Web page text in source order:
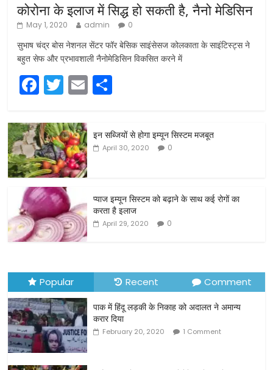
कोरोना के इलाज में सिद्ध हो सकती है, नैनो मेडिसिन
May 1, 2020 admin 0
सुभाष चंद्र बोस नेशनल सेंटर फॉर बेसिक साइंसेसज कोलकाता के साइंटिस्ट्स ने
बहुत सेफ और प्रभावशाली नैनोमेडिसिन विकसित करने में
F
c
e
b
o
o
k
T
itt
er
E
ar
e
इन सब्जियों से होगा इम्यून सिस्टम मजबूत
April 30, 2020 0
प्याज इम्यून सिस्टम को बढ़ाने के साथ कई रोगों का
करता है इलाज
April 29, 2020 0
Popular Recent Comment
पाक में हिंदू लड़की के निकाह को अदालत ने अमान्य
करार दिया
February 20, 2020 1 Comment